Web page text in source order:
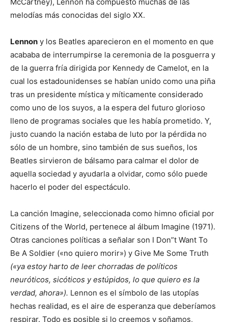
melodías más conocidas del siglo XX.
Lennon y los Beatles aparecieron en el momento en que
acababa de interrumpirse la ceremonia de la posguerra y
de la guerra fría dirigida por Kennedy de Camelot, en la
cual los estadounidenses se habían unido como una piña
tras un presidente mística y míticamente considerado
como uno de los suyos, a la espera del futuro glorioso
lleno de programas sociales que les había prometido. Y,
justo cuando la nación estaba de luto por la pérdida no
sólo de un hombre, sino también de sus sueños, los
Beatles sirvieron de bálsamo para calmar el dolor de
aquella sociedad y ayudarla a olvidar, como sólo puede
hacerlo el poder del espectáculo.
La canción Imagine, seleccionada como himno oficial por
Citizens of the World, pertenece al álbum Imagine (1971).
Otras canciones políticas a señalar son I Don”t Want To
Be A Soldier («no quiero morir») y Give Me Some Truth
(«ya estoy harto de leer chorradas de políticos
neuróticos, sicóticos y estúpidos, lo que quiero es la
verdad, ahora»). Lennon es el símbolo de las utopías
hechas realidad, es el aire de esperanza que deberíamos
respirar. Todo es posible si lo creemos y soñamos,